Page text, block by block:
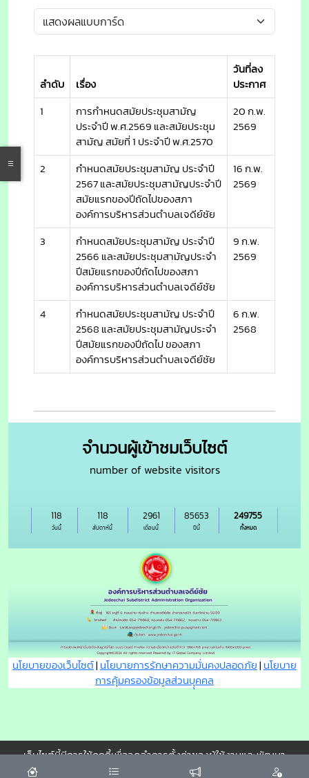
ลำดับ เรื่อง
วันที่ลง
ประกาศ
1
การกำหนดสมัยประชุมสามัญ
ประจำปี พ.ศ.2569 และสมัยประชุม
สามัญ สมัยที่ 1 ประจำปี พ.ศ.2570
20 ก.พ.
2569
2
กำหนดสมัยประชุมสามัญ ประจำปี
2567 และสมัยประชุมสามัญประจำปี
สมัยแรกของปีถัดไปของสภา
องค์การบริหารส่วนตำบลเจดีย์ชัย
16 ก.พ.
2569
3
กำหนดสมัยประชุมสามัญ ประจำปี
2566 และสมัยประชุมสามัญประจำ
ปีสมัยแรกของปีถัดไปของสภา
องค์การบริหารส่วนตำบลเจดีย์ชัย
9 ก.พ.
2569
4
กำหนดสมัยประชุมสามัญ ประจำปี
2568 และสมัยประชุมสามัญประจำ
ปีสมัยแรกของปีถัดไป ของสภา
องค์การบริหารส่วนตำบลเจดีย์ชัย
6 ก.พ.
2568
จำนวนผู้เข้าชมเว็บไซต์
number of website visitors
วันนี้
118
สัปดาห์นี้
118
เดือนนี้
2961
ปีนี้
85653
ทั้งหมด
249755
นโยบายของเว็บไซต์| นโยบายการรักษาความมั่นคงปลอดภัย| นโยบาย
การคุ้มครองข้อมูลส่วนบุุคคล
เว็บไซต์นี้มีการใช้คุกกี้เพื่อจดจำการตั้งค่าของผู้ใช้งานและพัฒนา
ประสบการณ์การใช้งานของคุณให้ดียิ่งขึ้น